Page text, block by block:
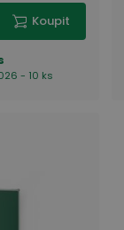
Koupit
- 10 ks